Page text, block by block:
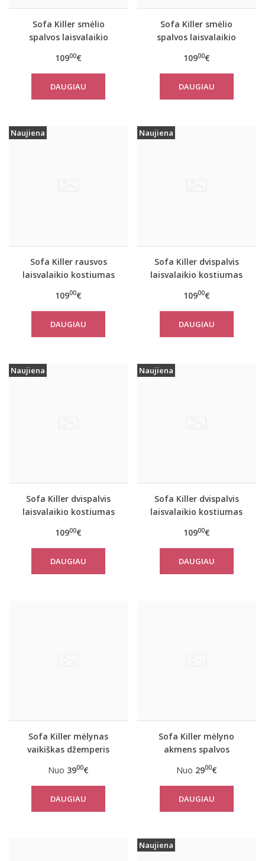
Sofa Killer smėlio
spalvos laisvalaikio
kelnėmis
10900€
DAUGIAU
Sofa Killer smėlio
spalvos laisvalaikio
kelnėmis
10900€
DAUGIAU
Naujiena
Sofa Killer rausvos
laisvalaikio kostiumas
10900€
DAUGIAU
Naujiena
Sofa Killer dvispalvis
laisvalaikio kostiumas
10900€
DAUGIAU
Naujiena
Sofa Killer dvispalvis
laisvalaikio kostiumas
10900€
DAUGIAU
Naujiena
Sofa Killer dvispalvis
laisvalaikio kostiumas
kelnėmis
10900€
DAUGIAU
Sofa Killer mėlynas
vaikiškas džemperis
Nuo 3900€
DAUGIAU
Sofa Killer mėlyno
akmens spalvos
Stone
Nuo 2900€
DAUGIAU
Naujiena